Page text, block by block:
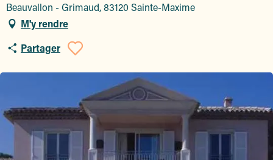
Beauvallon - Grimaud, 83120 Sainte-Maxime
M'y rendre
Partager
Ajouter aux favoris